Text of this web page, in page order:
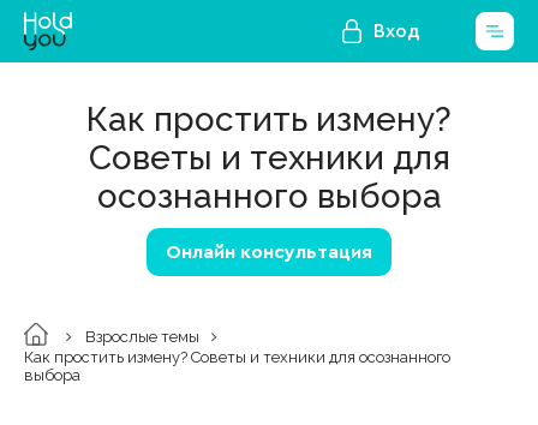
Вход
Как простить измену?
Советы и техники для
осознанного выбора
Онлайн консультация
Взрослые темы
Как простить измену? Советы и техники для осознанного
выбора